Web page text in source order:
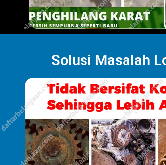
Solusi Masalah